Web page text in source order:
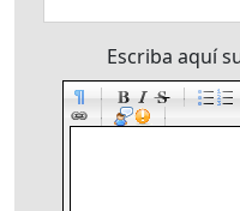
Escriba aquí
-
-
-
-
-